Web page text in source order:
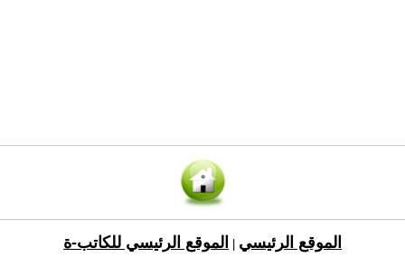
الموقع الرئيسي الموقع الرئيسي للكاتب-ة